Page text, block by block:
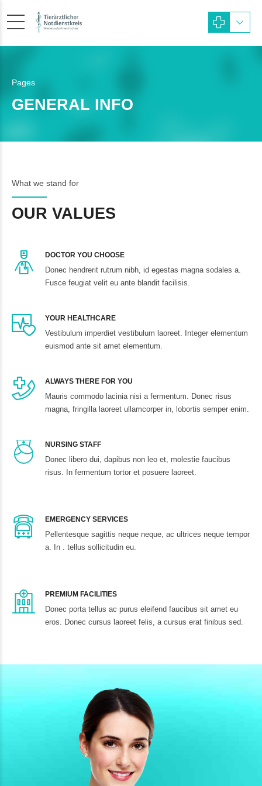
Pages
GENERAL INFO
What we stand for
OUR VALUES
DOCTOR YOU CHOOSE
Donec hendrerit rutrum nibh, id egestas magna sodales a.
Fusce feugiat velit eu ante blandit facilisis.
YOUR HEALTHCARE
Vestibulum imperdiet vestibulum laoreet. Integer elementum
euismod ante sit amet elementum.
ALWAYS THERE FOR YOU
Mauris commodo lacinia nisi a fermentum. Donec risus
magna, fringilla laoreet ullamcorper in, lobortis semper enim.
NURSING STAFF
Donec libero dui, dapibus non leo et, molestie faucibus
risus. In fermentum tortor et posuere laoreet.
EMERGENCY SERVICES
Pellentesque sagittis neque neque, ac ultrices neque tempor
a. In . tellus sollicitudin eu.
PREMIUM FACILITIES
Donec porta tellus ac purus eleifend faucibus sit amet eu
eros. Donec cursus laoreet felis, a cursus erat finibus sed.